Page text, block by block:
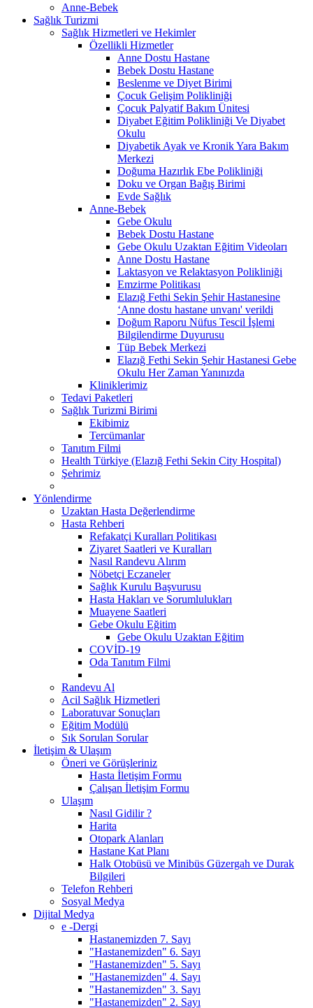
Anne-Bebek
Sağlık Turizmi
Sağlık Hizmetleri ve Hekimler
Özellikli Hizmetler
Anne Dostu Hastane
Bebek Dostu Hastane
Beslenme ve Diyet Birimi
Çocuk Gelişim Polikliniği
Çocuk Palyatif Bakım Ünitesi
Diyabet Eğitim Polikliniği Ve Diyabet
Okulu
Diyabetik Ayak ve Kronik Yara Bakım
Merkezi
Doğuma Hazırlık Ebe Polikliniği
Doku ve Organ Bağış Birimi
Evde Sağlık
Anne-Bebek
Gebe Okulu
Bebek Dostu Hastane
Gebe Okulu Uzaktan Eğitim Videoları
Anne Dostu Hastane
Laktasyon ve Relaktasyon Polikliniği
Emzirme Politikası
Elazığ Fethi Sekin Şehir Hastanesine
‘Anne dostu hastane unvanı' verildi
Doğum Raporu Nüfus Tescil İşlemi
Bilgilendirme Duyurusu
Tüp Bebek Merkezi
Elazığ Fethi Sekin Şehir Hastanesi Gebe
Okulu Her Zaman Yanınızda
Kliniklerimiz
Tedavi Paketleri
Sağlık Turizmi Birimi
Ekibimiz
Tercümanlar
Tanıtım Filmi
Health Türkiye (Elazığ Fethi Sekin City Hospital)
Şehrimiz
Yönlendirme
Uzaktan Hasta Değerlendirme
Hasta Rehberi
Refakatçi Kuralları Politikası
Ziyaret Saatleri ve Kuralları
Nasıl Randevu Alırım
Nöbetçi Eczaneler
Sağlık Kurulu Başvurusu
Hasta Hakları ve Sorumlulukları
Muayene Saatleri
Gebe Okulu Eğitim
Gebe Okulu Uzaktan Eğitim
COVİD-19
Oda Tanıtım Filmi
Randevu Al
Acil Sağlık Hizmetleri
Laboratuvar Sonuçları
Eğitim Modülü
Sık Sorulan Sorular
İletişim & Ulaşım
Öneri ve Görüşleriniz
Hasta İletişim Formu
Çalışan İletişim Formu
Ulaşım
Nasıl Gidilir ?
Harita
Otopark Alanları
Hastane Kat Planı
Halk Otobüsü ve Minibüs Güzergah ve Durak
Bilgileri
Telefon Rehberi
Sosyal Medya
Dijital Medya
e -Dergi
Hastanemizden 7. Sayı
"Hastanemizden" 6. Sayı
"Hastanemizden" 5. Sayı
"Hastanemizden" 4. Sayı
"Hastanemizden" 3. Sayı
"Hastanemizden" 2. Sayı